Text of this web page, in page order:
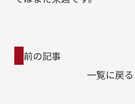
前の記事
一覧に戻る